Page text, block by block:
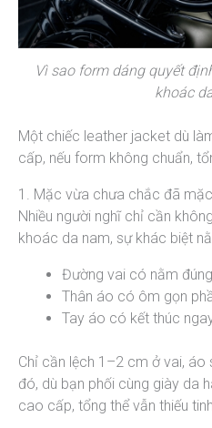
Vì sao form dáng quyết
khoác
Một chiếc leather jacket dù
cấp, nếu form không chuẩn,
1. Mặc vừa chưa chắc đã
Nhiều người nghĩ chỉ cần
khoác da nam, sự khác biệt
Đường vai có nằm
Thân áo có ôm gọn
Tay áo có kết thúc
Chỉ cần lệch 1–2 cm ở vai, áo
đó, dù bạn phối cùng giày da
cao cấp, tổng thể vẫn thiếu